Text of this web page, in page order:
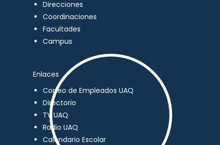
Direcciones
Coordinaciones
Facultades
Campus
Enlaces
Correo de Empleados UAQ
Directorio
TV UAQ
Radio UAQ
Calendario Escolar